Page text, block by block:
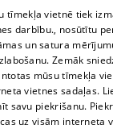
Pārtiku
tiešām
tīmekļa vietnē tiek
darbību., nosūtītu
un satura
Zemāk
mūsu tīmekļa
vietnes sadaļas.
savu piekrišanu.
uz visām interneta